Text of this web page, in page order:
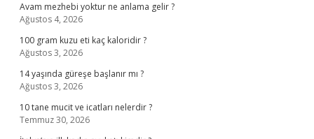
Avam mezhebi yoktur ne anlama gelir ?
Ağustos 4, 2026
100 gram kuzu eti kaç kaloridir ?
Ağustos 3, 2026
14 yaşında güreşe başlanır mı ?
Ağustos 3, 2026
10 tane mucit ve icatları nelerdir ?
Temmuz 30, 2026